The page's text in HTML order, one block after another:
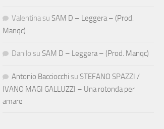
Valentina su SAM D – Leggera – (Prod.
Manqc)
Danilo su SAM D – Leggera – (Prod. Manqc)
Antonio Bacciocchi su STEFANO SPAZZI /
IVANO MAGI GALLUZZI – Una rotonda per
amare